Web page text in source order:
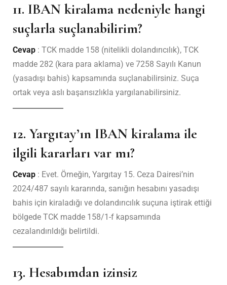
11. IBAN kiralama nedeniyle hangi
suçlarla suçlanabilirim?
Cevap : TCK madde 158 (nitelikli dolandırıcılık), TCK
madde 282 (kara para aklama) ve 7258 Sayılı Kanun
(yasadışı bahis) kapsamında suçlanabilirsiniz. Suça
ortak veya aslı başarısızlıkla yargılanabilirsiniz.
12. Yargıtay’ın IBAN kiralama ile
ilgili kararları var mı?
Cevap : Evet. Örneğin, Yargıtay 15. Ceza Dairesi’nin
2024/487 sayılı kararında, sanığın hesabını yasadışı
bahis için kiraladığı ve dolandırıcılık suçuna iştirak ettiği
bölgede TCK madde 158/1-f kapsamında
cezalandırıldığı belirtildi.
13. Hesabımdan izinsiz